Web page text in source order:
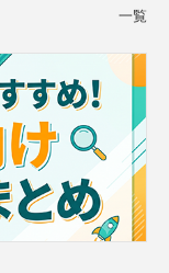
一覧